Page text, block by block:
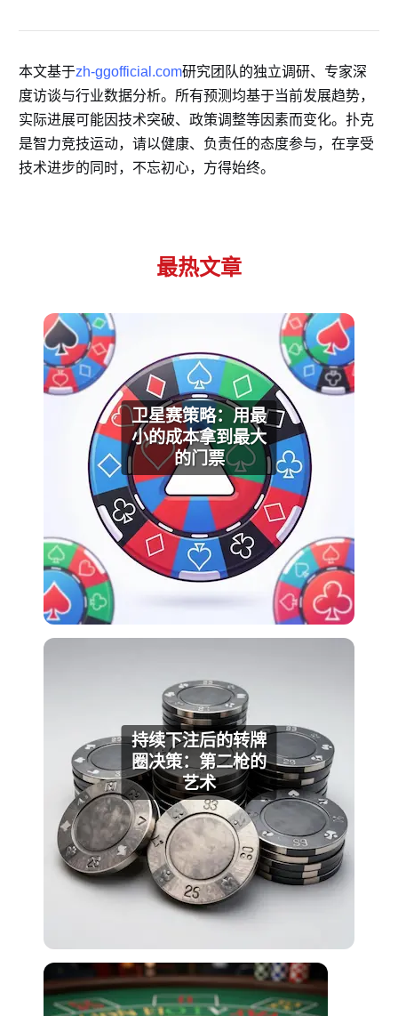
本文基于zh-ggofficial.com研究团队的独立调研、专家深
度访谈与行业数据分析。所有预测均基于当前发展趋势，
实际进展可能因技术突破、政策调整等因素而变化。扑克
是智力竞技运动，请以健康、负责任的态度参与，在享受
技术进步的同时，不忘初心，方得始终。
最热文章
卫星赛策略：用最
小的成本拿到最大
的门票
持续下注后的转牌
圈决策：第二枪的
艺术